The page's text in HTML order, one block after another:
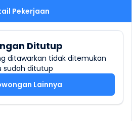
Pekerjaan
Ditutup
ditawarkan tidak ditemukan
sudah ditutup
Lainnya